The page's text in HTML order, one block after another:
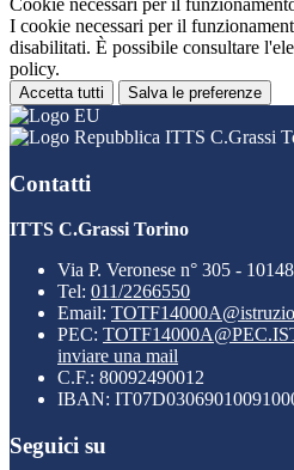
Cookie necessari per il
I cookie necessari per il
disabilitati. È possibile consultare
policy.
Accetta tutti Salva le preferenze
ITTS C.Grassi
Contatti
ITTS C.Grassi Torino
Via P. Veronese n° 305 -
Tel: 011/2266550
Email:
PEC:
inviare una mail
C.F.: 80092490012
IBAN:
Seguici su